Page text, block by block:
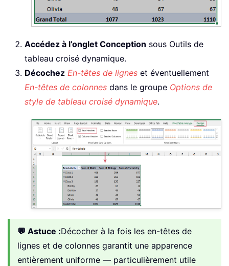
Accédez à l’onglet Conception sous Outils de
tableau croisé dynamique.
Décochez En-têtes de lignes et éventuellement
En-têtes de colonnes dans le groupe Options de
style de tableau croisé dynamique.
💬 Astuce :Décocher à la fois les en-têtes de
lignes et de colonnes garantit une apparence
entièrement uniforme — particulièrement utile